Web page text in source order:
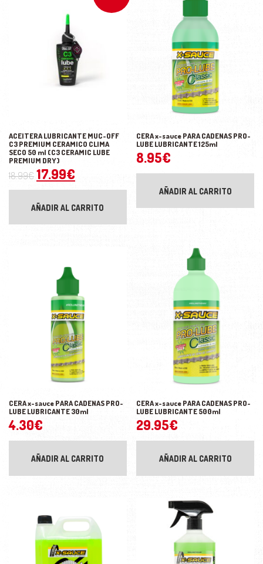
ACEITERA LUBRICANTE MUC-OFF
C3 PREMIUM CERAMICO CLIMA
SECO 50 ml (C3 CERAMIC LUBE
PREMIUM DRY)
18.99€ El precio original era: 18.99€.
17.99€ El precio actual es: 17.99€.
AÑADIR AL CARRITO
CERA x-sauce PARA CADENAS PRO-
LUBE LUBRICANTE 125ml
8.95€
AÑADIR AL CARRITO
CERA x-sauce PARA CADENAS PRO-
LUBE LUBRICANTE 30ml
4.30€
AÑADIR AL CARRITO
CERA x-sauce PARA CADENAS PRO-
LUBE LUBRICANTE 500ml
29.95€
AÑADIR AL CARRITO